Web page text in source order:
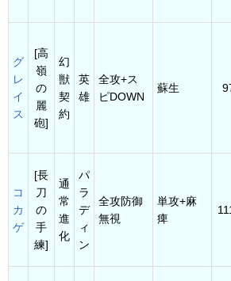
グ
レ
イ
ス
[高
嶺
の
麗
砲]
幻
獣
契
約
英
雄
全攻+ス
ピDOWN
蘇生
コ
カ
ゲ
[長
刀
の
手
練]
通
常
進
化
パ
ラ
デ
ィ
ン
全攻防御
無視
単攻+麻
痺